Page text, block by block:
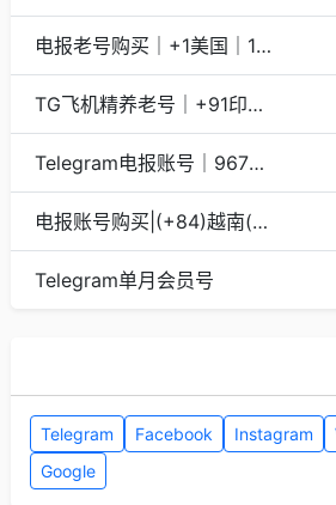
电报老号购买｜+1美国｜180天+｜API链接接码
TG飞机精养老号｜+91印度｜180天+｜API接码
Telegram电报账号｜967也门｜4~6个月｜API接码
电报账号购买|(+84)越南(Vietnam)|2~3个月
Telegram单月会员号
Telegram Facebook Instagram
Google